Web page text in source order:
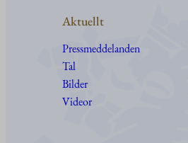
Aktuellt
Pressmeddelanden
Tal
Bilder
Videor